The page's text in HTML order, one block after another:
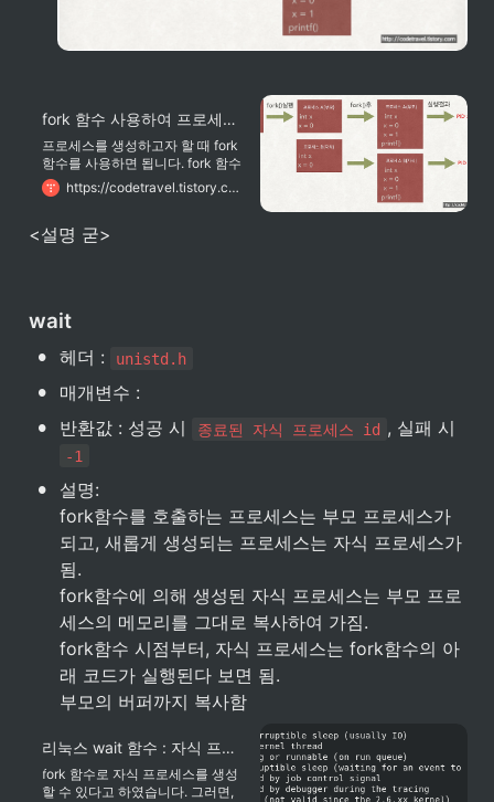
fork 함수 사용하여 프로세스 생성
프로세스를 생성하고자 할 때 fork
함수를 사용하면 됩니다. fork 함수
를 호출하는 프로세스는 부모 프로
세스가 되고 새롭게 생성되는 프로
fork 함수에 의해 생성된 자식 프로
니다 fork 함수를 사용하기 위해서
https://codetravel.tistory.com/23
<설명 굳>
wait
• 헤더 : unistd.h
• 매개변수 :
• 반환값 : 성공 시 종료된 자식 프로세스 id
-1
•
설명:
fork함수를 호출하는 프로세스는 부모 프로세스가
되고, 새롭게 생성되는 프로세스는 자식 프로세스가
됨.
fork함수에 의해 생성된 자식 프로세스는 부모 프로
세스의 메모리를 그대로 복사하여 가짐.
fork함수 시점부터, 자식 프로세스는 fork함수의 아
래 코드가 실행된다 보면 됨.
부모의 버퍼까지 복사함
리눅스 wait 함수 : 자식 프로세스가 종료될 때 까지 기다린다.
fork 함수로 자식 프로세스를 생성
할 수 있다고 하였습니다. 그러면,